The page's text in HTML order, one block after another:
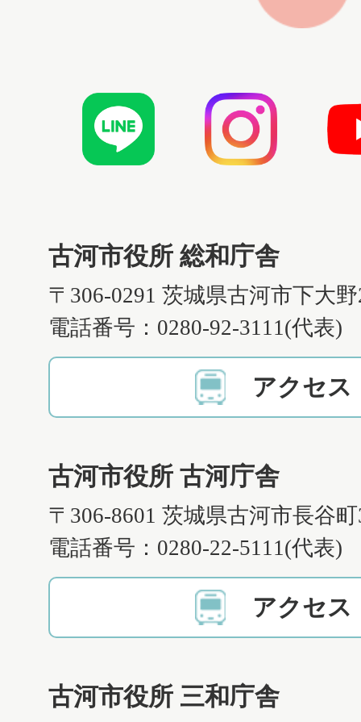
古河市役所 総和庁舎
〒306-0291 茨城県古河市下大
電話番号：0280-92-3111(代表)
アクセス
古河市役所 古河庁舎
〒306-8601 茨城県古河市長谷
電話番号：0280-22-5111(代表)
アクセス
古河市役所 三和庁舎